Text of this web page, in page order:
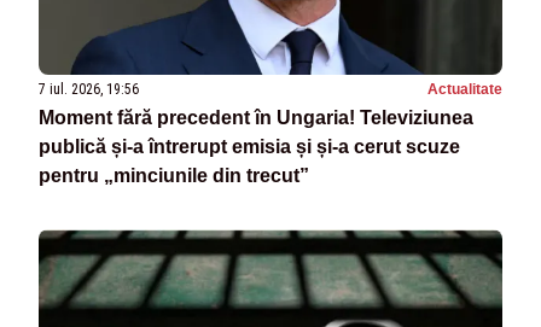
7 iul. 2026, 19:56 Actualitate
Moment fără precedent în Ungaria! Televiziunea
publică și-a întrerupt emisia și și-a cerut scuze
pentru „minciunile din trecut”